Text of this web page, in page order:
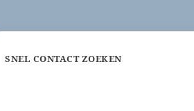
SNEL CONTACT ZOEKEN